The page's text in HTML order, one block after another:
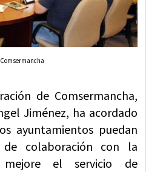
de Comsermancha,
Jiménez, ha acordado
ayuntamientos puedan
de colaboración con la
mejore el servicio de